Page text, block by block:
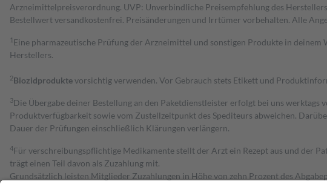
Arzneimittelpreisverordnung. UVP: Unverbindliche Preisempfehlung des
Bestell­wert versand­kosten­frei. Preisänderungen und Irrtümer vorbehalten. Alle
1 Eine pharmazeutische Prüfung der Arzneimittel und sonstigen Produkte in
Herstellers.
2Biozidproduktevorsichtig verwenden. Vor Gebrauch stets Etikett und
3Die Übergabe deiner Bestellung an den Paketdienstleister erfolgt bei uns
Produktverfügbarkeit sowie vom Zustellzeitpunkt des Spediteurs abweichen.
Dauer der Prüfungen einschließlich Klärungen verlängern.
4Für verschreibungspflichtige Medikamente stellt der Arzt ein Rezept aus und der
trägt einen Teil davon als Zuzahlung mit.
Grundsätzlich leisten Mitglieder Zuzahlungen in Höhe von zehn Prozent des